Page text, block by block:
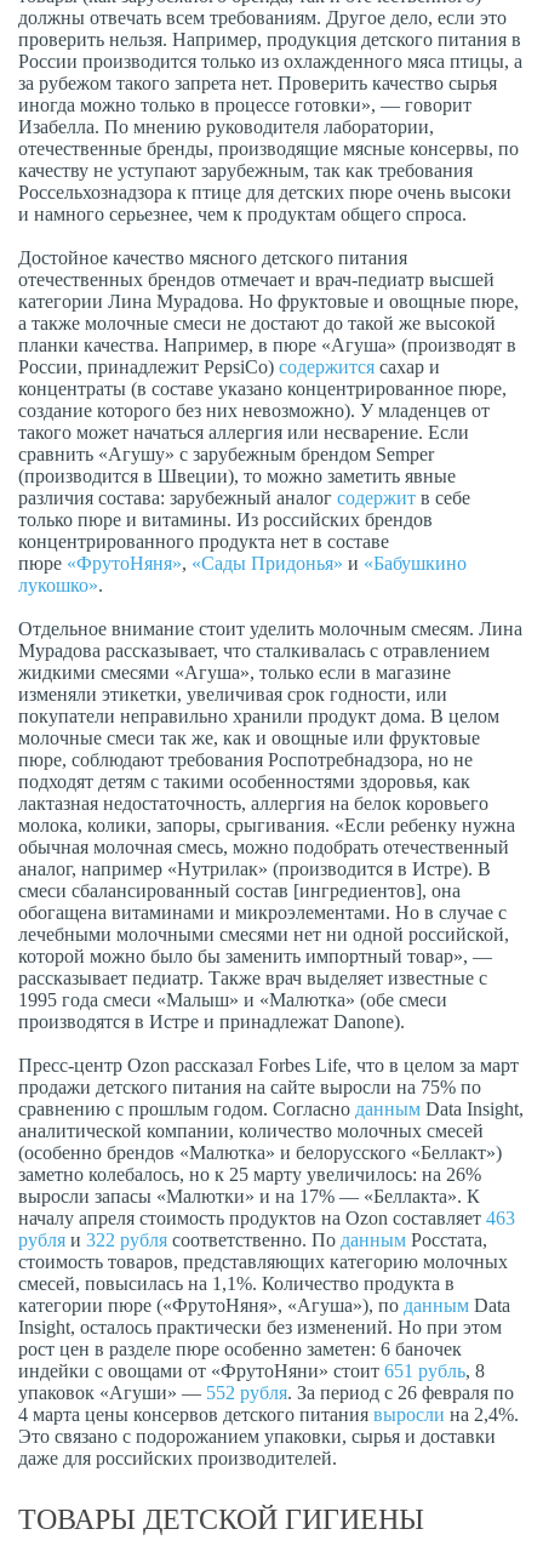
должны отвечать всем требованиям. Другое дело, если это
проверить нельзя. Например, продукция детского питания в
России производится только из охлажденного мяса птицы, а
за рубежом такого запрета нет. Проверить качество сырья
иногда можно только в процессе готовки», — говорит
Изабелла. По мнению руководителя лаборатории,
отечественные бренды, производящие мясные консервы, по
качеству не уступают зарубежным, так как требования
Россельхознадзора к птице для детских пюре очень высоки
и намного серьезнее, чем к продуктам общего спроса.
Достойное качество мясного детского питания
отечественных брендов отмечает и врач-педиатр высшей
категории Лина Мурадова. Но фруктовые и овощные пюре,
а также молочные смеси не достают до такой же высокой
планки качества. Например, в пюре «Агуша» (производят в
России, принадлежит PepsiCo) содержится сахар и
концентраты (в составе указано концентрированное пюре,
создание которого без них невозможно). У младенцев от
такого может начаться аллергия или несварение. Если
сравнить «Агушу» с зарубежным брендом Semper
(производится в Швеции), то можно заметить явные
различия состава: зарубежный аналог содержит в себе
только пюре и витамины. Из российских брендов
концентрированного продукта нет в составе
пюре «ФрутоНяня», «Сады Придонья» и «Бабушкино
лукошко».
Отдельное внимание стоит уделить молочным смесям. Лина
Мурадова рассказывает, что сталкивалась с отравлением
жидкими смесями «Агуша», только если в магазине
изменяли этикетки, увеличивая срок годности, или
покупатели неправильно хранили продукт дома. В целом
молочные смеси так же, как и овощные или фруктовые
пюре, соблюдают требования Роспотребнадзора, но не
подходят детям с такими особенностями здоровья, как
лактазная недостаточность, аллергия на белок коровьего
молока, колики, запоры, срыгивания. «Если ребенку нужна
обычная молочная смесь, можно подобрать отечественный
аналог, например «Нутрилак» (производится в Истре). В
смеси сбалансированный состав [ингредиентов], она
обогащена витаминами и микроэлементами. Но в случае с
лечебными молочными смесями нет ни одной российской,
которой можно было бы заменить импортный товар», —
рассказывает педиатр. Также врач выделяет известные с
1995 года смеси «Малыш» и «Малютка» (обе смеси
производятся в Истре и принадлежат Danone).
Пресс-центр Ozon рассказал Forbes Life, что в целом за март
продажи детского питания на сайте выросли на 75% по
сравнению с прошлым годом. Согласно данным Data Insight,
аналитической компании, количество молочных смесей
(особенно брендов «Малютка» и белорусского «Беллакт»)
заметно колебалось, но к 25 марту увеличилось: на 26%
выросли запасы «Малютки» и на 17% — «Беллакта». К
началу апреля стоимость продуктов на Ozon составляет 463
рубля и 322 рубля соответственно. По данным Росстата,
стоимость товаров, представляющих категорию молочных
смесей, повысилась на 1,1%. Количество продукта в
категории пюре («ФрутоНяня», «Агуша»), по данным Data
Insight, осталось практически без изменений. Но при этом
рост цен в разделе пюре особенно заметен: 6 баночек
индейки с овощами от «ФрутоНяни» стоит 651 рубль, 8
упаковок «Агуши» — 552 рубля. За период с 26 февраля по
4 марта цены консервов детского питания выросли на 2,4%.
Это связано с подорожанием упаковки, сырья и доставки
даже для российских производителей.
ТОВАРЫ ДЕТСКОЙ ГИГИЕНЫ